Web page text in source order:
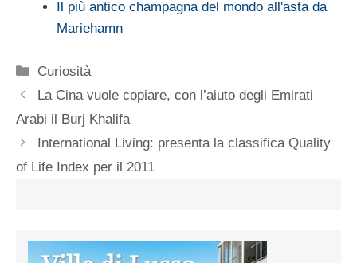
Il più antico champagna del mondo all'asta da
Mariehamn
Categorie
Curiosità
La Cina vuole copiare, con l’aiuto degli Emirati
Arabi il Burj Khalifa
International Living: presenta la classifica Quality
of Life Index per il 2011